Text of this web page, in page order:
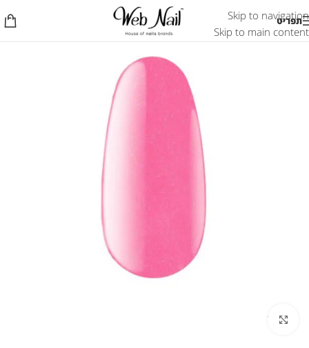
Skip to navigation
Skip to main content
תפריט
אזל המלאי
לחץ להגדלת התמונה